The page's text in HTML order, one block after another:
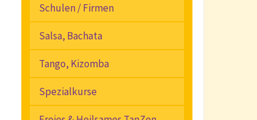
Schulen / Firmen
Salsa, Bachata
Tango, Kizomba
Spezialkurse